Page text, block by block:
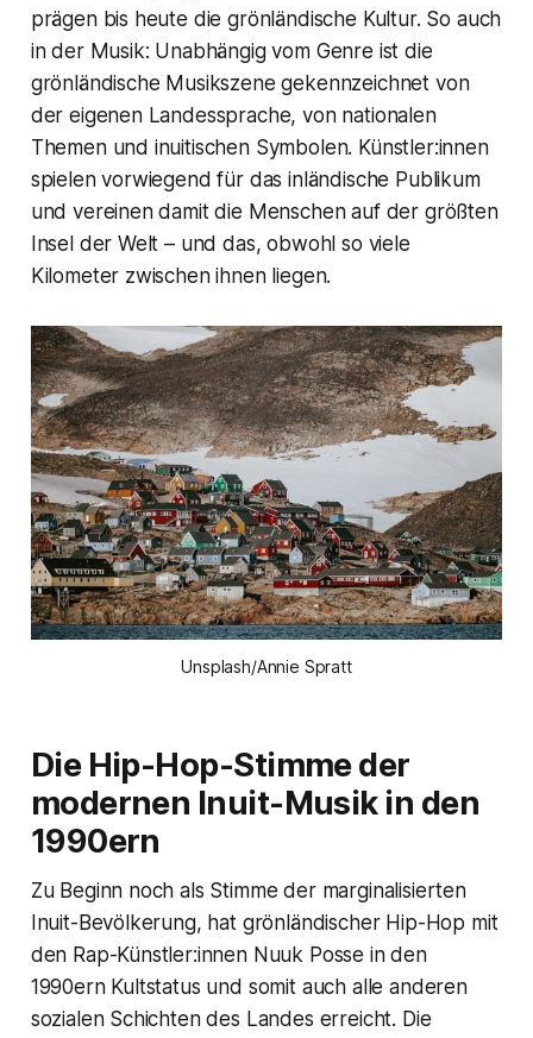
prägen bis heute die grönländische Kultur. So auch
in der Musik: Unabhängig vom Genre ist die
grönländische Musikszene gekennzeichnet von
der eigenen Landessprache, von nationalen
Themen und inuitischen Symbolen. Künstler:innen
spielen vorwiegend für das inländische Publikum
und vereinen damit die Menschen auf der größten
Insel der Welt – und das, obwohl so viele
Kilometer zwischen ihnen liegen.
Unsplash/Annie Spratt
Die Hip-Hop-Stimme der
modernen Inuit-Musik in den
1990ern
Zu Beginn noch als Stimme der marginalisierten
Inuit-Bevölkerung, hat grönländischer Hip-Hop mit
den Rap-Künstler:innen Nuuk Posse in den
1990ern Kultstatus und somit auch alle anderen
sozialen Schichten des Landes erreicht. Die